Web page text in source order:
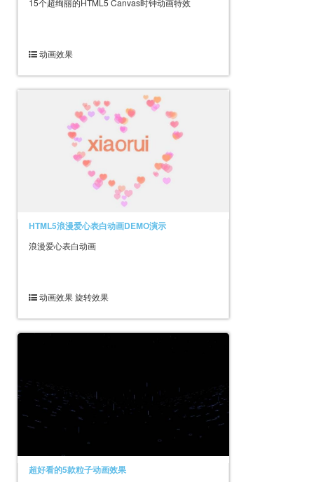
15个超绚丽的HTML5 Canvas时钟动画特效
动画效果
HTML5浪漫爱心表白动画DEMO演示
浪漫爱心表白动画
动画效果 旋转效果
超好看的5款粒子动画效果